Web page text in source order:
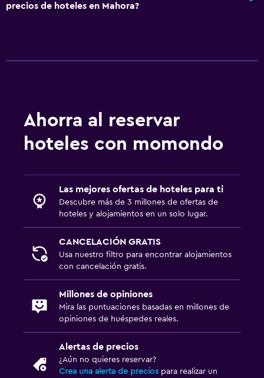
Terraza
La comida se puede entregar en el alojamiento
Habitaciones familiares
Servicios y facilidades
precios de hoteles en Mahora?
Ahorra al reservar
hoteles con momondo
Las mejores ofertas de hoteles para ti
Descubre más de 3 millones de ofertas de
hoteles y alojamientos en un solo lugar.
CANCELACIÓN GRATIS
Usa nuestro filtro para encontrar alojamientos
con cancelación gratis.
Millones de opiniones
Mira las puntuaciones basadas en millones de
opiniones de huéspedes reales.
Alertas de precios
¿Aún no quieres reservar?
Crea una alerta de precios para realizar un